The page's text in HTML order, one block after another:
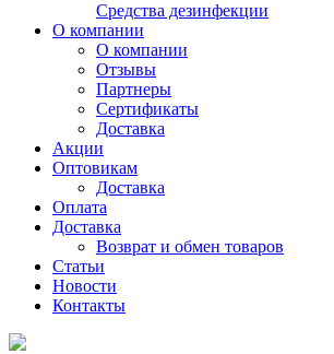
Средства дезинфекции
О компании
О компании
Отзывы
Партнеры
Сертификаты
Доставка
Акции
Оптовикам
Доставка
Оплата
Доставка
Возврат и обмен товаров
Статьи
Новости
Контакты